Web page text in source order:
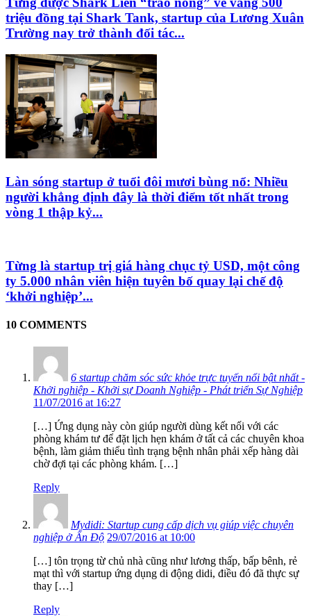
triệu đồng tại Shark Tank, startup của Lương Xuân
Trường nay trở thành đối tác...
Làn sóng startup ở tuổi đôi mươi bùng nổ: Nhiều
người khẳng định đây là thời điểm tốt nhất trong
vòng 1 thập kỷ...
Từng là startup trị giá hàng chục tỷ USD, một công
ty 5.000 nhân viên hiện tuyên bố quay lại chế độ
‘khởi nghiệp’...
10 COMMENTS
6 startup chăm sóc sức khỏe trực tuyến nổi bật nhất -
Khởi nghiệp - Khởi sự Doanh Nghiệp - Phát triển Sự Nghiệp
11/07/2016 at 16:27
[…] Ứng dụng này còn giúp người dùng kết nối với các
phòng khám tư để đặt lịch hẹn khám ở tất cả các chuyên khoa
bệnh, làm giảm thiểu tình trạng bệnh nhân phải xếp hàng dài
chờ đợi tại các phòng khám. […]
Reply
Mydidi: Startup cung cấp dịch vụ giúp việc chuyên
nghiệp ở Ấn Độ 29/07/2016 at 10:00
[…] tôn trọng từ chủ nhà cũng như lương thấp, bấp bênh, rẻ
mạt thì với startup ứng dụng di động didi, điều đó đã thực sự
thay […]
Reply